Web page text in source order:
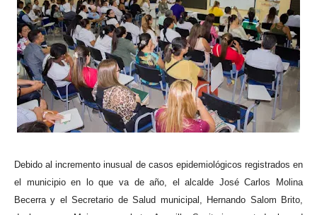
gra
ma
Debido al incremento inusual de casos epidemiológicos registrados en
el municipio en lo que va de año, el alcalde José Carlos Molina
Becerra y el Secretario de Salud municipal, Hernando Salom Brito,